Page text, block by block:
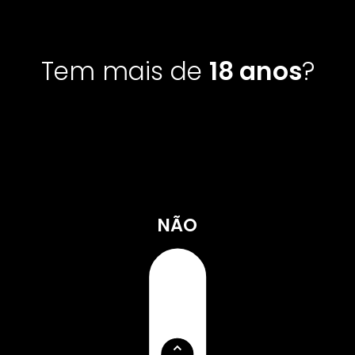
Tem mais de 18 anos?
NÃO